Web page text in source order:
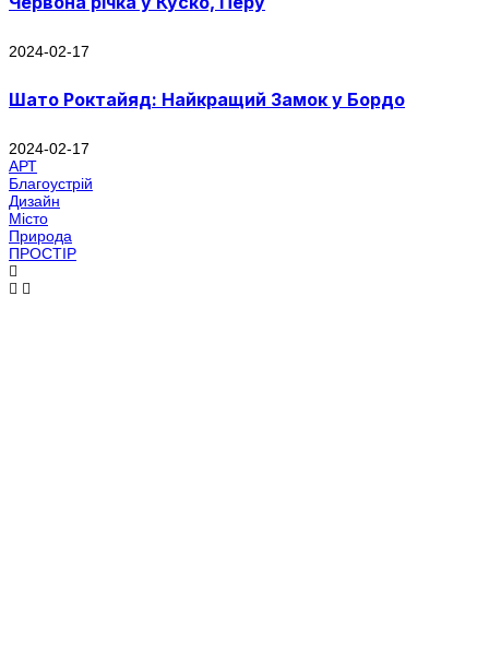
2024-02-17
Шато Роктайяд: Найкращий Замок у Бордо
2024-02-17
АРТ
Благоустрій
Дизайн
Місто
Природа
ПРОСТІР